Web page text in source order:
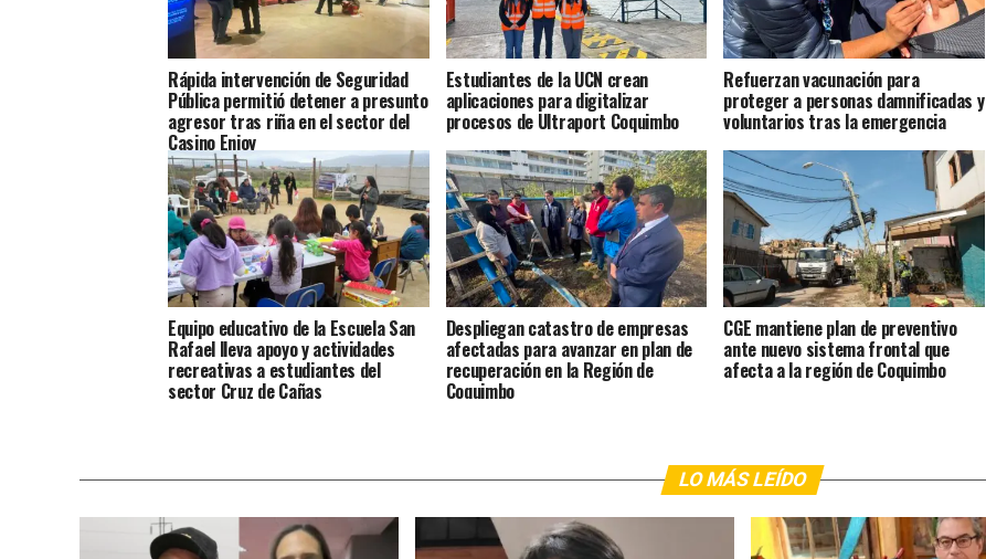
Rápida intervención de Seguridad
Pública permitió detener a presunto
agresor tras riña en el sector del
Casino Enjoy
Estudiantes de la UCN crean
aplicaciones para digitalizar
procesos de Ultraport Coquimbo
Refuerzan vacunación para
proteger a personas damnificadas y
voluntarios tras la emergencia
Equipo educativo de la Escuela San
Rafael lleva apoyo y actividades
recreativas a estudiantes del
sector Cruz de Cañas
Despliegan catastro de empresas
afectadas para avanzar en plan de
recuperación en la Región de
Coquimbo
CGE mantiene plan de preventivo
ante nuevo sistema frontal que
afecta a la región de Coquimbo
LO MÁS LEÍDO